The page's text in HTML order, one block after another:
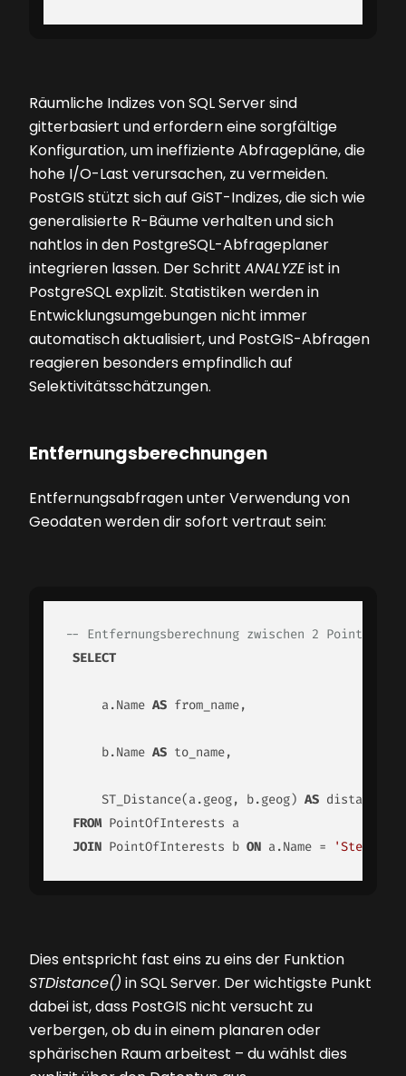
Räumliche Indizes von SQL Server sind
gitterbasiert und erfordern eine sorgfältige
Konfiguration, um ineffiziente Abfragepläne, die
hohe I/O-Last verursachen, zu vermeiden.
PostGIS stützt sich auf GiST-Indizes, die sich wie
generalisierte R-Bäume verhalten und sich
nahtlos in den PostgreSQL-Abfrageplaner
integrieren lassen. Der Schritt ANALYZEist in
PostgreSQL explizit. Statistiken werden in
Entwicklungsumgebungen nicht immer
automatisch aktualisiert, und PostGIS-Abfragen
reagieren besonders empfindlich auf
Selektivitätsschätzungen.
Entfernungsberechnungen
Entfernungsabfragen unter Verwendung von
Geodaten werden dir sofort vertraut sein:
-- Entfernungsberechnung zwischen 2 Points of
SELECT
     a.Name
AS from_name,
     b.Name
AS to_name,
     ST_Distance(a.geog, b.geog)
AS distance_m
FROM PointOfInterests a
JOIN PointOfInterests b ON a.Name =
Dies entspricht fast eins zu eins der Funktion
STDistance() in SQL Server. Der wichtigste Punkt
dabei ist, dass PostGIS nicht versucht zu
verbergen, ob du in einem planaren oder
sphärischen Raum arbeitest – du wählst dies